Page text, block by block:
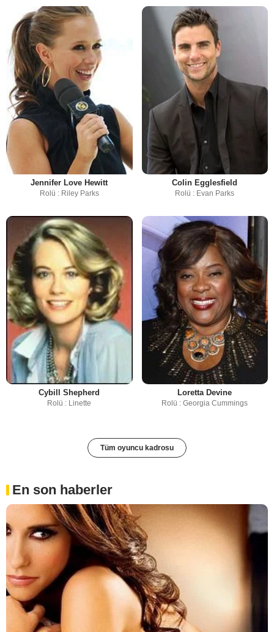
Jennifer Love Hewitt
Rolü : Riley Parks
Colin Egglesfield
Rolü : Evan Parks
Cybill Shepherd
Rolü : Linette
Loretta Devine
Rolü : Georgia Cummings
Tüm oyuncu kadrosu
En son haberler